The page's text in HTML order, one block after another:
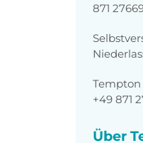
871
Tempton
+49 871
Über